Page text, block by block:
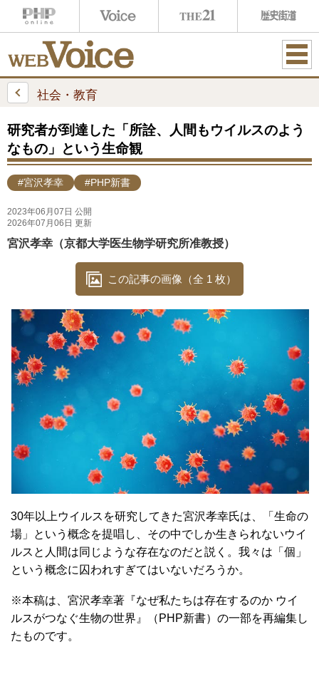
ME
社会・教育
研究者が到達した「所詮、人間もウイルスのよう
なもの」という生命観
#宮沢孝幸 #PHP新書
2023年06月07日 公開
2026年07月06日 更新
宮沢孝幸（京都大学医生物学研究所准教授）
この記事の画像（全 1 枚）
30年以上ウイルスを研究してきた宮沢孝幸氏は、「生命の
場」という概念を提唱し、その中でしか生きられないウイ
ルスと人間は同じような存在なのだと説く。我々は「個」
という概念に囚われすぎてはいないだろうか。
※本稿は、宮沢孝幸著『なぜ私たちは存在するのか ウイ
ルスがつなぐ生物の世界』（PHP新書）の一部を再編集し
たものです。